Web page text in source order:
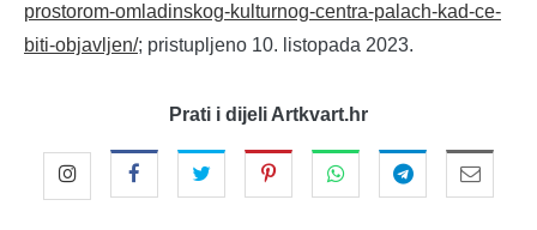
prostorom-omladinskog-kulturnog-centra-palach-kad-ce-
biti-objavljen/; pristupljeno 10. listopada 2023.
Prati i dijeli Artkvart.hr